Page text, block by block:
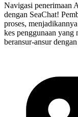
Navigasi penerimaan
dengan SeaChat!
proses,
kes penggunaan yang
beransur-ansur